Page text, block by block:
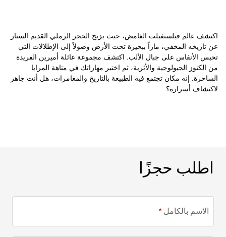
اكتشف عالم فيلسنفيلت الغامض، حيث يزيح الحجر الرملي القديم الستار
عن تاريخه المخفي، ماراً ببحيرة تحت الأرض وصولاً إلى الإطلالات التي
تحبس الأنفاس على جبال الألب. اكتشف مجموعة عائلة أميرين الفريدة
من الكنوز الجيولوجية والأثرية، ثم اختبر مهاراتك في متاهة المرايا
الساحرة. إنه مكان تجتمع فيه الطبيعة بالتاريخ والمغامرات، هل أنت جاهز
لاكتشاف أسراره؟
اطلب حجزًا
اطلب حجزًا
الاسم بالكامل